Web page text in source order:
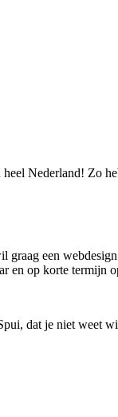
Nederland! Zo
een
en op korte termijn
dat je niet weet